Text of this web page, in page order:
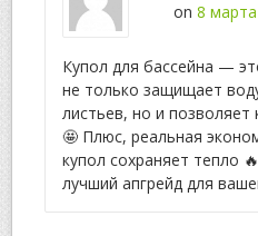
on 8
Купол для бассейна —
не только защищает
листьев, но и позволяет
🤩 Плюс, реальная
купол сохраняет тепло
лучший апгрейд для